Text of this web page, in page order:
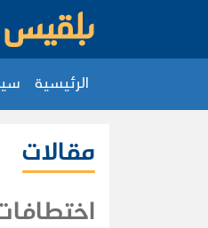
الرئيسية
مقالات